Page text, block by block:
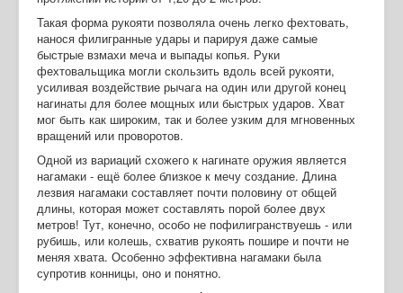
Такая форма рукояти позволяла очень легко фехтовать,
нанося филигранные удары и парируя даже самые
быстрые взмахи меча и выпады копья. Руки
фехтовальщика могли скользить вдоль всей рукояти,
усиливая воздействие рычага на один или другой конец
нагинаты для более мощных или быстрых ударов. Хват
мог быть как широким, так и более узким для мгновенных
вращений или проворотов.
Одной из вариаций схожего к нагинате оружия является
нагамаки - ещё более близкое к мечу создание. Длина
лезвия нагамаки составляет почти половину от общей
длины, которая может составлять порой более двух
метров! Тут, конечно, особо не пофилигранствуешь - или
рубишь, или колешь, схватив рукоять пошире и почти не
меняя хвата. Особенно эффективна нагамаки была
супротив конницы, оно и понятно.